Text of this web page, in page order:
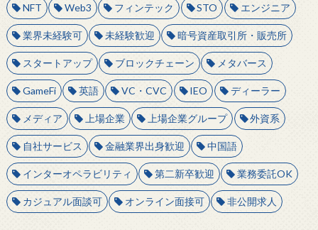
NFT Web3 フィンテック STO エンジニア
業界未経験可 未経験歓迎 暗号資産取引所・販売所
スタートアップ ブロックチェーン メタバース
GameFi 英語 VC・CVC IEO ディーラー
メディア 上場企業 上場企業グループ 外資系
自社サービス 金融業界出身歓迎 中国語
インターオペラビリティ 第二新卒歓迎 業務委託OK
カジュアル面談可 オンライン面接可 非公開求人